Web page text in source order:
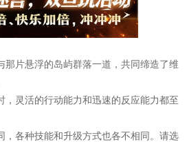
那片悬浮的岛屿群落一道，共同缔造了维
，灵活的行动能力和迅速的反应能力都至
，各种技能和升级方式也各不相同。请选